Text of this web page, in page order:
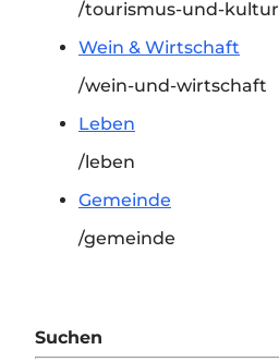
/tourismus-und-kultur
Wein & Wirtschaft
/wein-und-wirtschaft
Leben
/leben
Gemeinde
/gemeinde
Suchen